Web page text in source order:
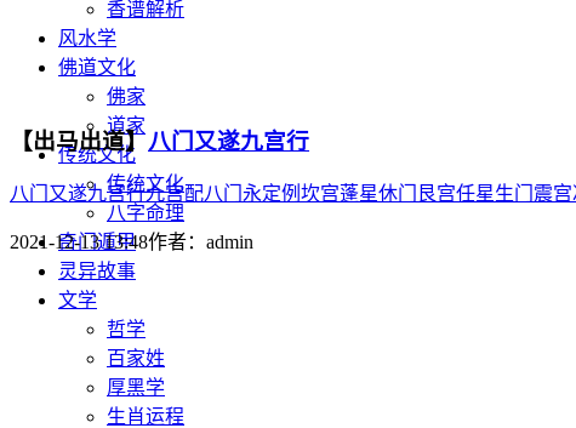
香谱解析
风水学
佛道文化
佛家
道家
传统文化
传统文化
八字命理
奇门遁甲
灵异故事
文学
哲学
百家姓
厚黑学
生肖运程
【出马出道】八门又遂九宫行
八门又遂九宫行九宫配八门永定例坎宫蓬星休门艮宫任星生门震
2021-12-13 13:48作者： admin